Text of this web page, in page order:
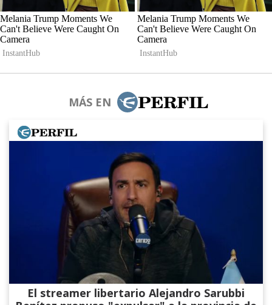
MÁS EN
El streamer libertario Alejandro Sarubbi